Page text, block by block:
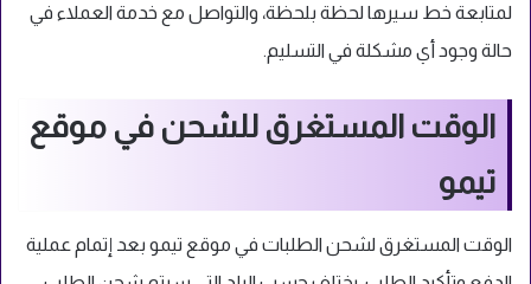
لمتابعة خط سيرها لحظة بلحظة، والتواصل مع خدمة العملاء في
حالة وجود أي مشكلة في التسليم.
الوقت المستغرق للشحن في موقع
تيمو
الوقت المستغرق لشحن الطلبات في موقع تيمو بعد إتمام عملية